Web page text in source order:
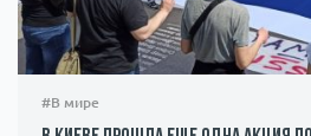
#В мире